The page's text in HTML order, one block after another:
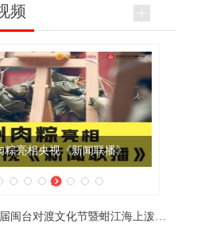
频
粽亮相央视《新闻联播》